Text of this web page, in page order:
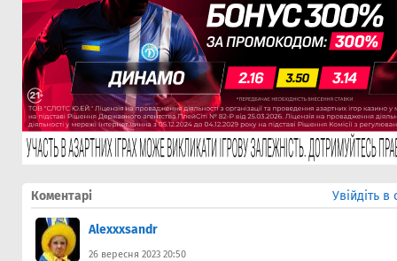
Коментарі Увійдіть в
Alexxxsandr
26 вересня 2023 20:50